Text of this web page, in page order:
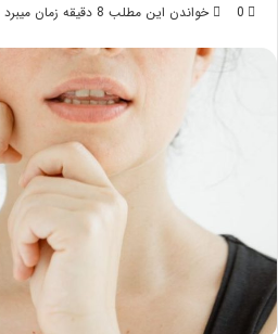
0
خواندن این مطلب 8 دقیقه زمان میبرد